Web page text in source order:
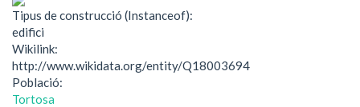
Tipus de construcció (Instanceof):
edifici
Wikilink:
http://www.wikidata.org/entity/Q18003694
Població:
Tortosa